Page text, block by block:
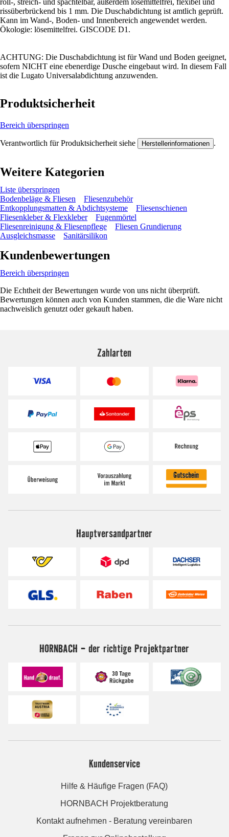
roll-, streich- und spachtelbar, außerdem lösemittelfrei, flexibel und
rissüberbrückend bis 1 mm. Die Duschabdichtung ist amtlich geprüft.
Kann im Wand-, Boden- und Innenbereich angewendet werden.
Ökologie: lösemittelfrei. GISCODE D1.
ACHTUNG: Die Duschabdichtung ist für Wand und Boden geeignet,
sofern NICHT eine ebenerdige Dusche eingebaut wird. In diesem Fall
ist die Lugato Universalabdichtung anzuwenden.
Produktsicherheit
Bereich überspringen
Verantwortlich für Produktsicherheit siehe Herstellerinformationen .
Weitere Kategorien
Liste überspringen
Bodenbeläge & Fliesen
Fliesenzubehör
Entkopplungsmatten & Abdichtsysteme
Fliesenschienen
Fliesenkleber & Flexkleber
Fugenmörtel
Fliesenreinigung & Fliesenpflege
Fliesen Grundierung
Ausgleichsmasse
Sanitärsilikon
Kundenbewertungen
Bereich überspringen
Die Echtheit der Bewertungen wurde von uns nicht überprüft.
Bewertungen können auch von Kunden stammen, die die Ware nicht
nachweislich genutzt oder gekauft haben.
Zahlarten
Hauptversandpartner
HORNBACH - der richtige Projektpartner
Kundenservice
Hilfe & Häufige Fragen (FAQ)
HORNBACH Projektberatung
Kontakt aufnehmen - Beratung vereinbaren